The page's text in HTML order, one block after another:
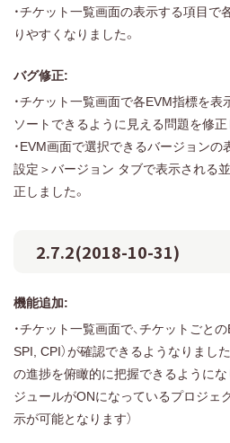
・チケット一覧画面の表示する項目
りやすくなりました。
バグ修正:
・チケット一覧画面で各EVM指標を表
ソートできるように見える問題を修正
・EVM画面で選択できるバージョン
設定＞バージョン タブで表示される
正しました。
2.7.2(2018-10-31)
機能追加:
・チケット一覧画面で、チケットごと
SPI, CPI）が確認できるようなりまし
の進捗を俯瞰的に把握できるようにな
ジュールがONになっているプロジェ
示が可能となります）